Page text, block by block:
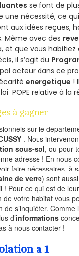
se font de
une nécessité, ce
aux idées reçues,
Même avec des
et que vous habitiez
il s’agit du
acteur dans ce
energetique !
POPE relative à
à gagner
sur le
. Nous
sous-sol, ou pour
adresse ! En nous
faire nécessaires, à
de verre) sont
! Pour ce qui est de
de votre habitat vous
de s’inquiéter.
d’informations
à nous contacter !
a 1